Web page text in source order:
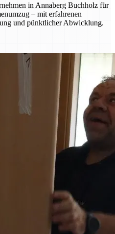
in Annaberg Buchholz für
– mit erfahrenen
und pünktlicher Abwicklung.